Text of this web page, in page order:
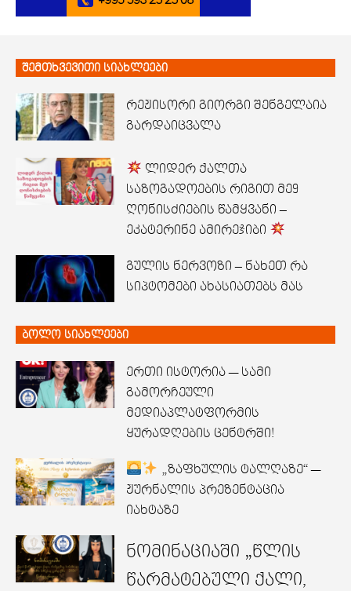
შემთხვევითი სიახლეები
რეჟისორი გიორგი შენგელაია
გარდაიცვალა
ლიდერ ქალთა
საზოგადოების რიგით მე9
ღონისძიების წამყვანი –
ეკატერინე ამირეჯიბი
გულის ნერვოზი – ნახეთ რა
სიპტომები ახასიათებს მას
ბოლო სიახლეები
ერთი ისტორია — სამი
გამორჩეული
მედიაპლატფორმის
ყურადღების ცენტრში!
„ზაფხულის ტალღაზე“ —
ჟურნალის პრეზენტაცია
იახტაზე
ნომინაციაში „წლის
წარმატებული ქალი,